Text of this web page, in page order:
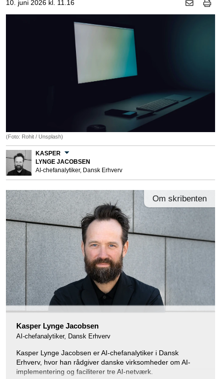
10. juni 2026 kl. 11.16
(Foto: Rohit / Unsplash)
KASPER
LYNGE JACOBSEN
AI-chefanalytiker, Dansk Erhverv
Kasper Lynge Jacobsen
AI-chefanalytiker, Dansk Erhverv
Kasper Lynge Jacobsen er AI-chefanalytiker i Dansk
Erhverv, hvor han rådgiver danske virksomheder om AI-
implementering og faciliterer tre AI-netværk.